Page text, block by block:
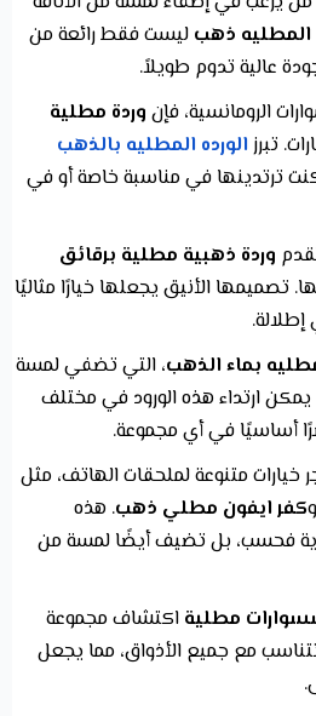
المطليه ذهب ليست فقط رائعة من
عالية تدوم طويلاً.
الرومانسية، فإن وردة مطلية
تبرز الورده المطليه بالذهب
ترتدينها في مناسبة خاصة أو في
وردة ذهبية مطلية برقائق
تصميمها الأنيق يجعلها خيارًا مثاليًا
بماء الذهب، التي تضفي لمسة
ارتداء هذه الورود في مختلف
أساسيًا في أي مجموعة.
خيارات متنوعة لملحقات الهاتف، مثل
وكفر ايفون مطلي ذهب. هذه
فحسب، بل تضيف أيضًا لمسة من
مطلية اكتشاف مجموعة
مع جميع الأذواق، مما يجعل